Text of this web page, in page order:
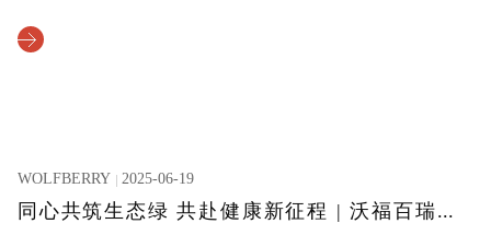
WOLFBERRY 2025-06-19
同心共筑生态绿 共赴健康新征程 | 沃福百瑞加入阿拉善SEE生态协会